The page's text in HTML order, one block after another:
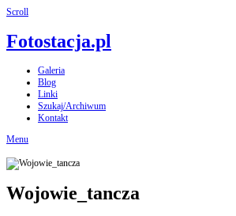
Scroll
Fotostacja.pl
Galeria
Blog
Linki
Szukaj/Archiwum
Kontakt
Menu
Wojowie_tancza